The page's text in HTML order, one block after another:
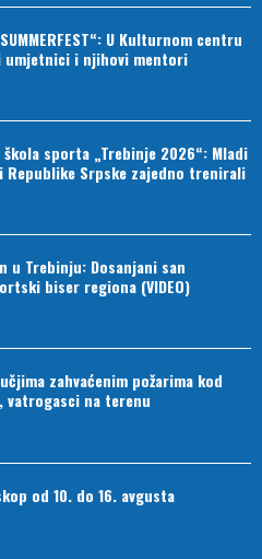
SUMMERFEST“: U Kulturnom centru
umjetnici i njihovi mentori
škola sporta „Trebinje 2026“: Mladi
Republike Srpske zajedno trenirali
u Trebinju: Dosanjani san
biser regiona (VIDEO)
zahvaćenim požarima kod
vatrogasci na terenu
od 10. do 16. avgusta